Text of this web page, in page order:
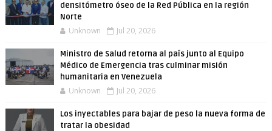
densitómetro óseo de la Red Pública en la región
Norte
Unknown Jul 20, 2026
Ministro de Salud retorna al país junto al Equipo
Médico de Emergencia tras culminar misión
humanitaria en Venezuela
Unknown Jul 20, 2026
Los inyectables para bajar de peso la nueva forma de
tratar la obesidad